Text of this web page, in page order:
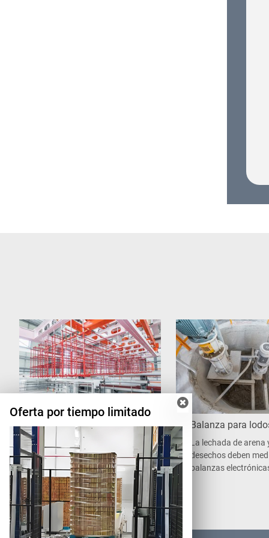
Sistema de Inmersión y
Secado de Líquidos
Anticorrosivos
La grúa de impregnación
transportará los marcos y las
jaulas ensambladas al tanque de
solución anticorrosiva y al tanque
de cera. Después, se trasladarán
al horno de secado.
Balanza para
La lechada de arena
desechos deben
balanzas
Oferta por tiempo limitado